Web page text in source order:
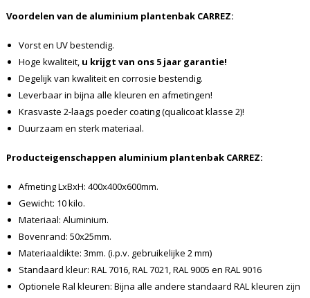
Voordelen van de aluminium plantenbak CARREZ:
Vorst en UV bestendig.
Hoge kwaliteit, u krijgt van ons 5 jaar garantie!
Degelijk van kwaliteit en corrosie bestendig.
Leverbaar in bijna alle kleuren en afmetingen!
Krasvaste 2-laags poeder coating (qualicoat klasse 2)!
Duurzaam en sterk materiaal.
Producteigenschappen aluminium plantenbak CARREZ:
Afmeting LxBxH: 400x400x600mm.
Gewicht: 10 kilo.
Materiaal: Aluminium.
Bovenrand: 50x25mm.
Materiaaldikte: 3mm. (i.p.v. gebruikelijke 2 mm)
Standaard kleur: RAL 7016, RAL 7021, RAL 9005 en RAL 9016
Optionele Ral kleuren: Bijna alle andere standaard RAL kleuren zijn